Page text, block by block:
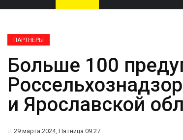
ПАРТНЁРЫ
Больше 100
и Ярославской
29 марта 2024, Пятница 09:27